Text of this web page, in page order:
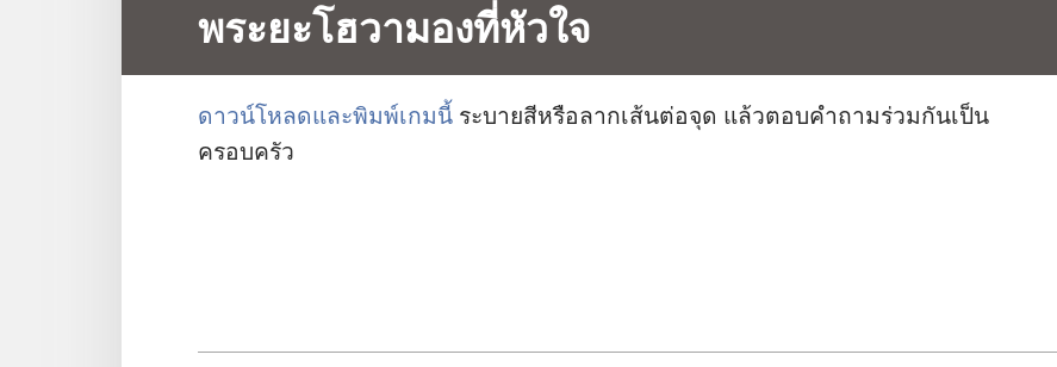
พระยะโฮวามองที่หัวใจ
ดาวน์​โหลด​และ​พิมพ์​เกม​นี้ ระบาย​สี​หรือ​ลาก​เส้น​ต่อ​จุด แล้ว​ตอบ​คำ​ถาม​ร่วม​กัน​เป็น​
ครอบครัว